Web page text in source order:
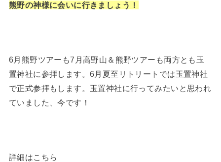
熊野の神様に会いに行きましょう！
6月熊野ツアーも7月高野山＆熊野ツアーも両方とも玉
置神社に参拝します。6月夏至リトリートでは玉置神社
で正式参拝もします。玉置神社に行ってみたいと思われ
ていました、今です！
詳細はこちら